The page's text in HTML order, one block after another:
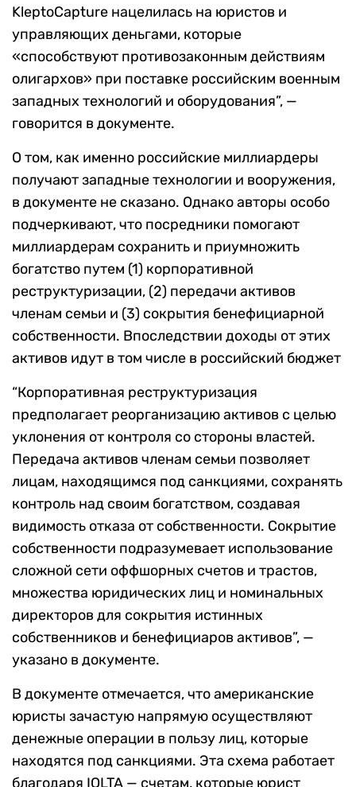
KleptoCapture нацелилась на юристов и
управляющих деньгами, которые
«способствуют противозаконным действиям
олигархов» при поставке российским военным
западных технологий и оборудования”, —
говорится в документе.
О том, как именно российские миллиардеры
получают западные технологии и вооружения,
в документе не сказано. Однако авторы особо
подчеркивают, что посредники помогают
миллиардерам сохранить и приумножить
богатство путем (1) корпоративной
реструктуризации, (2) передачи активов
членам семьи и (3) сокрытия бенефициарной
собственности. Впоследствии доходы от этих
активов идут в том числе в российский бюджет
“Корпоративная реструктуризация
предполагает реорганизацию активов с целью
уклонения от контроля со стороны властей.
Передача активов членам семьи позволяет
лицам, находящимся под санкциями, сохранять
контроль над своим богатством, создавая
видимость отказа от собственности. Сокрытие
собственности подразумевает использование
сложной сети оффшорных счетов и трастов,
множества юридических лиц и номинальных
директоров для сокрытия истинных
собственников и бенефициаров активов”, —
указано в документе.
В документе отмечается, что американские
юристы зачастую напрямую осуществляют
денежные операции в пользу лиц, которые
находятся под санкциями. Эта схема работает
благодаря IOLTA — счетам, которые юрист